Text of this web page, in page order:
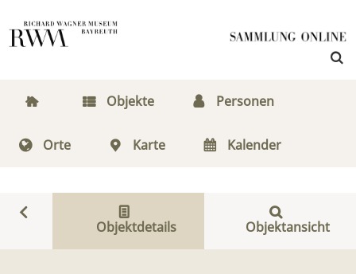
Objekte Personen
Orte Karte Kalender
Objektdetails Objektansicht